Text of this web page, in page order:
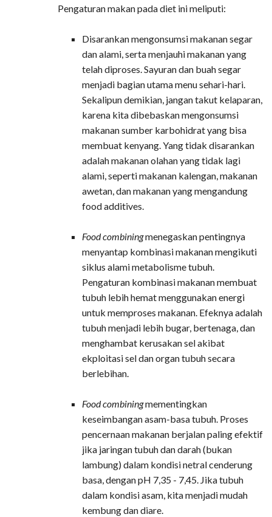
Pengaturan makan pada diet ini meliputi:
Disarankan mengonsumsi makanan segar
dan alami, serta menjauhi makanan yang
telah diproses. Sayuran dan buah segar
menjadi bagian utama menu sehari-hari.
Sekalipun demikian, jangan takut kelaparan,
karena kita dibebaskan mengonsumsi
makanan sumber karbohidrat yang bisa
membuat kenyang. Yang tidak disarankan
adalah makanan olahan yang tidak lagi
alami, seperti makanan kalengan, makanan
awetan, dan makanan yang mengandung
food additives.
Food combiningmenegaskan pentingnya
menyantap kombinasi makanan mengikuti
siklus alami metabolisme tubuh.
Pengaturan kombinasi makanan membuat
tubuh lebih hemat menggunakan energi
untuk memproses makanan. Efeknya adalah
tubuh menjadi lebih bugar, bertenaga, dan
menghambat kerusakan sel akibat
ekploitasi sel dan organ tubuh secara
berlebihan.
Food combiningmementingkan
keseimbangan asam-basa tubuh. Proses
pencernaan makanan berjalan paling efektif
jika jaringan tubuh dan darah (bukan
lambung) dalam kondisi netral cenderung
basa, dengan pH 7,35 - 7,45. Jika tubuh
dalam kondisi asam, kita menjadi mudah
kembung dan diare.